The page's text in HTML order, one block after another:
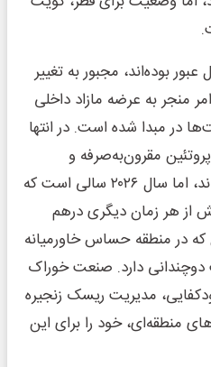
بوده‌اند، مجبور به تغییر
منجر به عرضه مازاد داخلی
در مبدا شده است. در انتها
مقرون‌به‌صرفه و
محبوب جهان باقی خواهد ماند، اما سال ۲۰۲۶ سالی است که
از هر زمان دیگری درهم
که در منطقه حساس خاورمیانه
دوچندانی دارد. صنعت خوراک
مدیریت ریسک زنجیره
منطقه‌ای، خود را برای این